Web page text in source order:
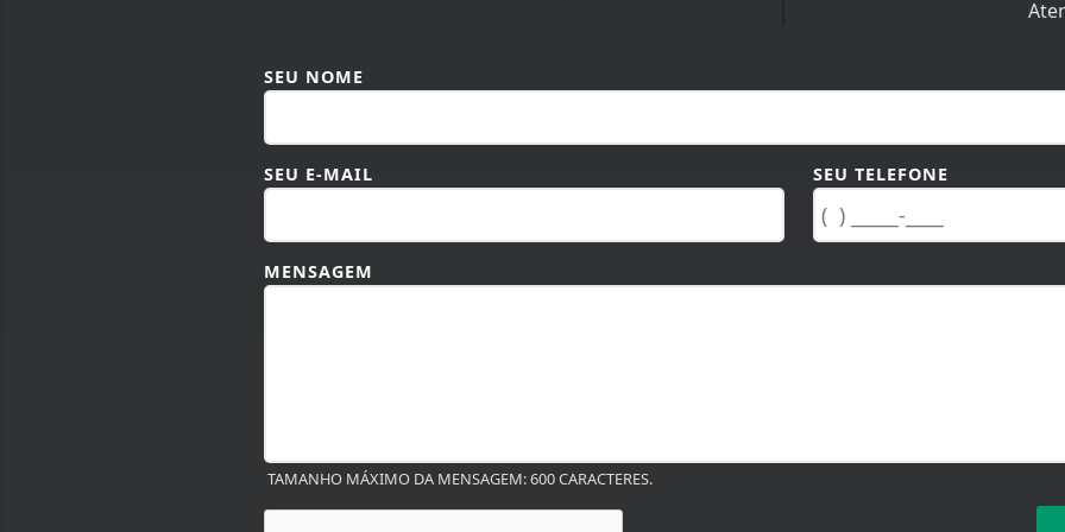
SEU NOME
SEU E-MAIL SEU TELEFONE
MENSAGEM
TAMANHO MÁXIMO DA MENSAGEM: 600 CARACTERES.